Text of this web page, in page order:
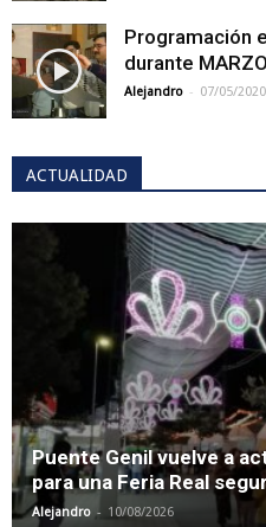
Programación
durante
Alejandro - 07/05/2020
ACTUALIDAD
Puente Genil vuelve a
para una Feria Real
Alejandro - 10/08/2026